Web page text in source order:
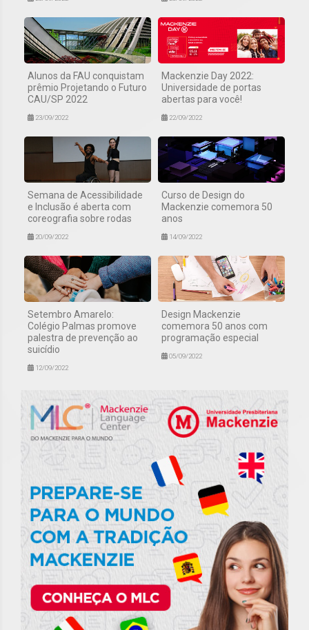
Alunos da FAU conquistam
prêmio Projetando o Futuro
CAU/SP 2022
23/09/2022
Mackenzie Day 2022:
Universidade de portas
abertas para você!
22/09/2022
Semana de Acessibilidade
e Inclusão é aberta com
coreografia sobre rodas
20/09/2022
Curso de Design do
Mackenzie comemora 50
anos
14/09/2022
Setembro Amarelo:
Colégio Palmas promove
palestra de prevenção ao
suicídio
12/09/2022
Design Mackenzie
comemora 50 anos com
programação especial
05/09/2022